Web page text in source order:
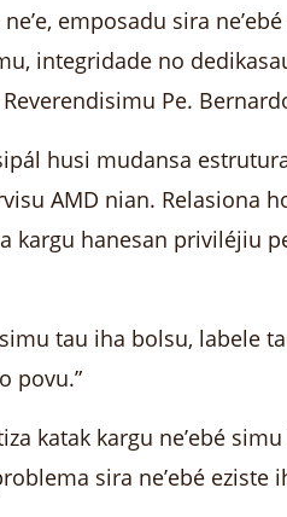
emposadu sira
integridade no
Pe.
husi mudansa
AMD nian. Relasiona
kargu hanesan priviléjiu
simu tau iha bolsu, labele
povu.”
katak kargu ne’ebé
sira ne’ebé eziste